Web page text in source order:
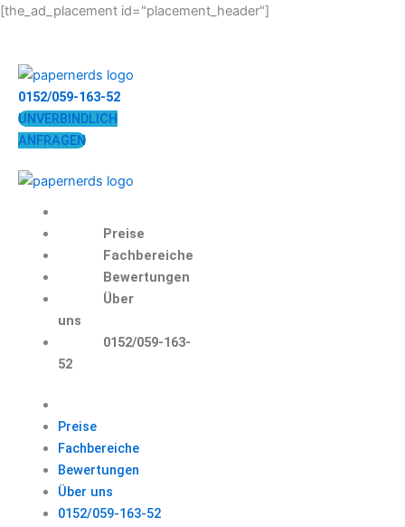
[the_ad_placement id="placement_header"]
Zum
0152/059-163-52
UNVERBINDLICH
ANFRAGEN
Preise
Fachbereiche
Bewertungen
Über
uns
0152/059-163-
52
Preise
Fachbereiche
Bewertungen
Über uns
0152/059-163-52